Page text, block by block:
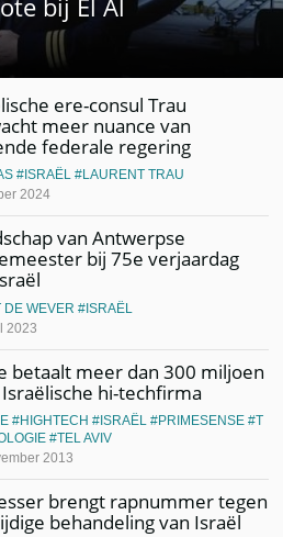
ere-consul Trau
meer nuance van
federale regering
2024
ISRAËL LAURENT TRAU
van Antwerpse
bij 75e verjaardag
2023
DE WEVER ISRAËL
betaalt meer dan 300 miljoen
hi-techfirma
2013
HIGHTECH ISRAËL PRIMESENSE
T
TEL AVIV
brengt rapnummer tegen
behandeling van Israël